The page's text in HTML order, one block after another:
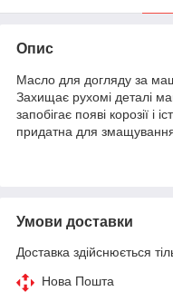
Опис
Масло для догляду за
Захищає рухомі деталі
запобігає появі корозії і
придатна для
Умови доставки
Доставка здійснюється
Нова Пошта